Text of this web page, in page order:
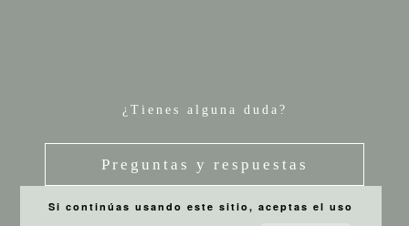
¿Tienes alguna duda?
Preguntas y respuestas
Si continúas usando este sitio, aceptas el uso